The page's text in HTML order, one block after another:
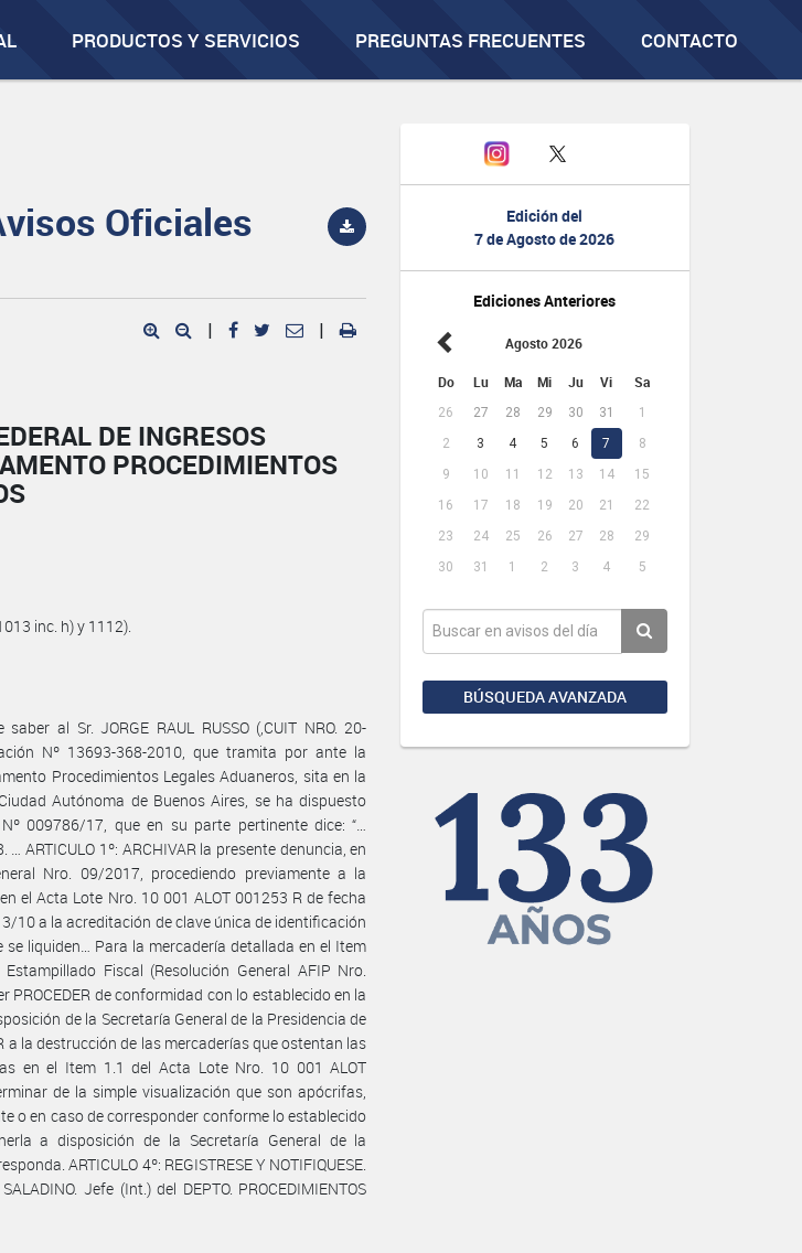
PRODUCTOS Y SERVICIOS PREGUNTAS FRECUENTES CONTACTO
Edición del
7 de Agosto de 2026
Ediciones Anteriores
Agosto 2026
Do Lu Ma Mi Ju Vi Sa
26 27 28 29 30 31
1
2
3 4 5 6 7
8
9
10 11 12 13 14
15
16
17 18 19 20 21
22
23
24 25 26 27 28
29
30
31 1 2 3 4 5
BÚSQUEDA AVANZADA
Oficiales
| |
DE INGRESOS
PROCEDIMIENTOS
inc. h) y 1112).
al Sr. JORGE RAUL RUSSO (,CUIT NRO. 20-
Nº 13693-368-2010, que tramita por ante la
Procedimientos Legales Aduaneros, sita en la
Autónoma de Buenos Aires, se ha dispuesto
009786/17, que en su parte pertinente dice: “…
ARTICULO 1º: ARCHIVAR la presente denuncia, en
Nro. 09/2017, procediendo previamente a la
el Acta Lote Nro. 10 001 ALOT 001253 R de fecha
10 a la acreditación de clave única de identificación
liquiden… Para la mercadería detallada en el Item
Fiscal (Resolución General AFIP Nro.
de conformidad con lo establecido en la
de la Secretaría General de la Presidencia de
a la destrucción de las mercaderías que ostentan las
en el Item 1.1 del Acta Lote Nro. 10 001 ALOT
de la simple visualización que son apócrifas,
o en caso de corresponder conforme lo establecido
a disposición de la Secretaría General de la
ARTICULO 4º: REGISTRESE Y NOTIFIQUESE.
Jefe (Int.) del DEPTO. PROCEDIMIENTOS